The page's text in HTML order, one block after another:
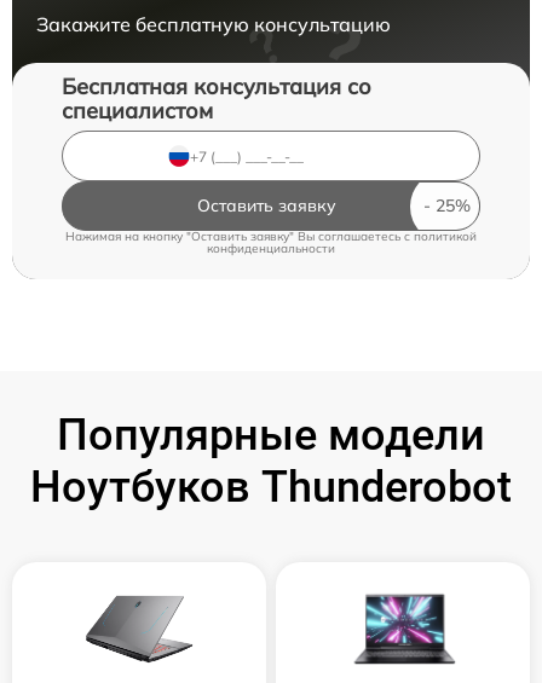
Закажите бесплатную консультацию
Бесплатная консультация со
специалистом
Оставить заявку
Нажимая на кнопку "Оставить заявку" Вы соглашаетесь cполитикой
конфиденциальности
Популярные модели
Ноутбуков Thunderobot